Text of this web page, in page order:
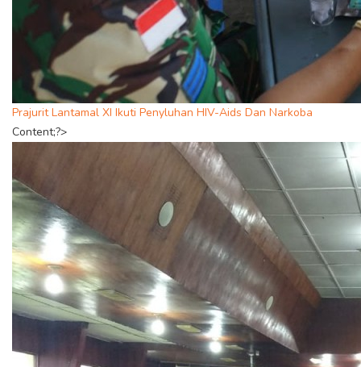
Prajurit Lantamal XI Ikuti Penyluhan HIV-Aids Dan Narkoba
Content;?>